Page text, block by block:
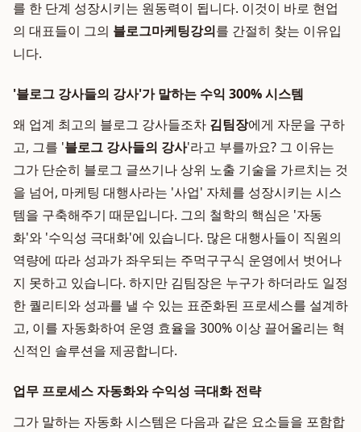
를 한 단계 성장시키는 원동력이 됩니다. 이것이 바로 현업
의 대표들이 그의 블로그마케팅강의를 간절히 찾는 이유입
니다.
'블로그 강사들의 강사'가 말하는 수익 300% 시스템
왜 업계 최고의 블로그 강사들조차 김팀장에게 자문을 구하
고, 그를 '블로그 강사들의 강사'라고 부를까요? 그 이유는
그가 단순히 블로그 글쓰기나 상위 노출 기술을 가르치는 것
을 넘어, 마케팅 대행사라는 '사업' 자체를 성장시키는 시스
템을 구축해주기 때문입니다. 그의 철학의 핵심은 '자동
화'와 '수익성 극대화'에 있습니다. 많은 대행사들이 직원의
역량에 따라 성과가 좌우되는 주먹구구식 운영에서 벗어나
지 못하고 있습니다. 하지만 김팀장은 누구가 하더라도 일정
한 퀄리티와 성과를 낼 수 있는 표준화된 프로세스를 설계하
고, 이를 자동화하여 운영 효율을 300% 이상 끌어올리는 혁
신적인 솔루션을 제공합니다.
업무 프로세스 자동화와 수익성 극대화 전략
그가 말하는 자동화 시스템은 다음과 같은 요소들을 포함합